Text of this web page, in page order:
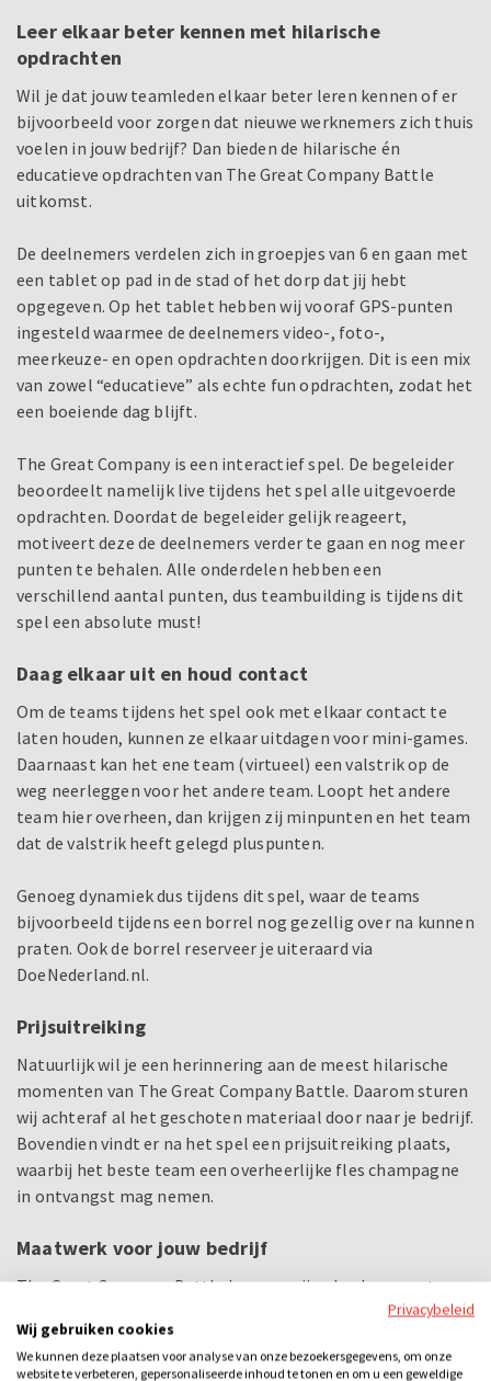
Leer elkaar beter kennen met hilarische
opdrachten
Wil je dat jouw teamleden elkaar beter leren kennen of er
bijvoorbeeld voor zorgen dat nieuwe werknemers zich thuis
voelen in jouw bedrijf? Dan bieden de hilarische én
educatieve opdrachten van The Great Company Battle
uitkomst.
De deelnemers verdelen zich in groepjes van 6 en gaan met
een tablet op pad in de stad of het dorp dat jij hebt
opgegeven. Op het tablet hebben wij vooraf GPS-punten
ingesteld waarmee de deelnemers video-, foto-,
meerkeuze- en open opdrachten doorkrijgen. Dit is een mix
van zowel “educatieve” als echte fun opdrachten, zodat het
een boeiende dag blijft.
The Great Company is een interactief spel. De begeleider
beoordeelt namelijk live tijdens het spel alle uitgevoerde
opdrachten. Doordat de begeleider gelijk reageert,
motiveert deze de deelnemers verder te gaan en nog meer
punten te behalen. Alle onderdelen hebben een
verschillend aantal punten, dus teambuilding is tijdens dit
spel een absolute must!
Daag elkaar uit en houd contact
Om de teams tijdens het spel ook met elkaar contact te
laten houden, kunnen ze elkaar uitdagen voor mini-games.
Daarnaast kan het ene team (virtueel) een valstrik op de
weg neerleggen voor het andere team. Loopt het andere
team hier overheen, dan krijgen zij minpunten en het team
dat de valstrik heeft gelegd pluspunten.
Genoeg dynamiek dus tijdens dit spel, waar de teams
bijvoorbeeld tijdens een borrel nog gezellig over na kunnen
praten. Ook de borrel reserveer je uiteraard via
DoeNederland.nl.
Prijsuitreiking
Natuurlijk wil je een herinnering aan de meest hilarische
momenten van The Great Company Battle. Daarom sturen
wij achteraf al het geschoten materiaal door naar je bedrijf.
Bovendien vindt er na het spel een prijsuitreiking plaats,
waarbij het beste team een overheerlijke fles champagne
in ontvangst mag nemen.
Maatwerk voor jouw bedrijf
The Great Company Battle kunnen wij geheel op maat
maken. Geef jouw wensen door en wij regelen het. Zo
verzorgen wij voor een onboarding vooral voor vragen en
opdrachten waarbij de nieuwe teamleden elkaar beter
Privacybeleid
Wij gebruiken cookies
We kunnen deze plaatsen voor analyse van onze bezoekersgegevens, om onze
website te verbeteren, gepersonaliseerde inhoud te tonen en om u een geweldige